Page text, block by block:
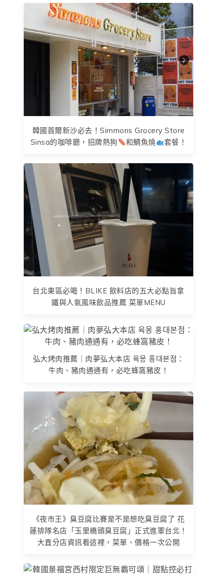
韓國首爾新沙必去！Simmons Grocery Store
Sinsa的咖啡廳，招牌熱狗
和鯛魚燒 套餐！
台北東區必喝！BLIKE 飲料店的五大必點旨拿
鐵與人氣風味飲品推薦 菜單MENU
弘大烤肉推薦｜肉夢弘大本店 육몽 홍대본점：
牛肉、豬肉通通有，必吃蜂窩豬皮！
《夜市王》臭豆腐比賽是不是想吃臭豆腐了 花
蓮排隊名店「玉里橋頭臭豆腐」正式進軍台北！
大直分店資訊看這裡，菜單、價格一次公開